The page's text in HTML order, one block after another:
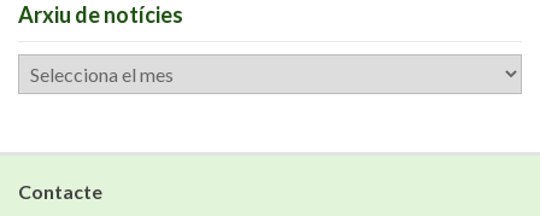
Arxiu de notícies
Arxiu
de
Contacte